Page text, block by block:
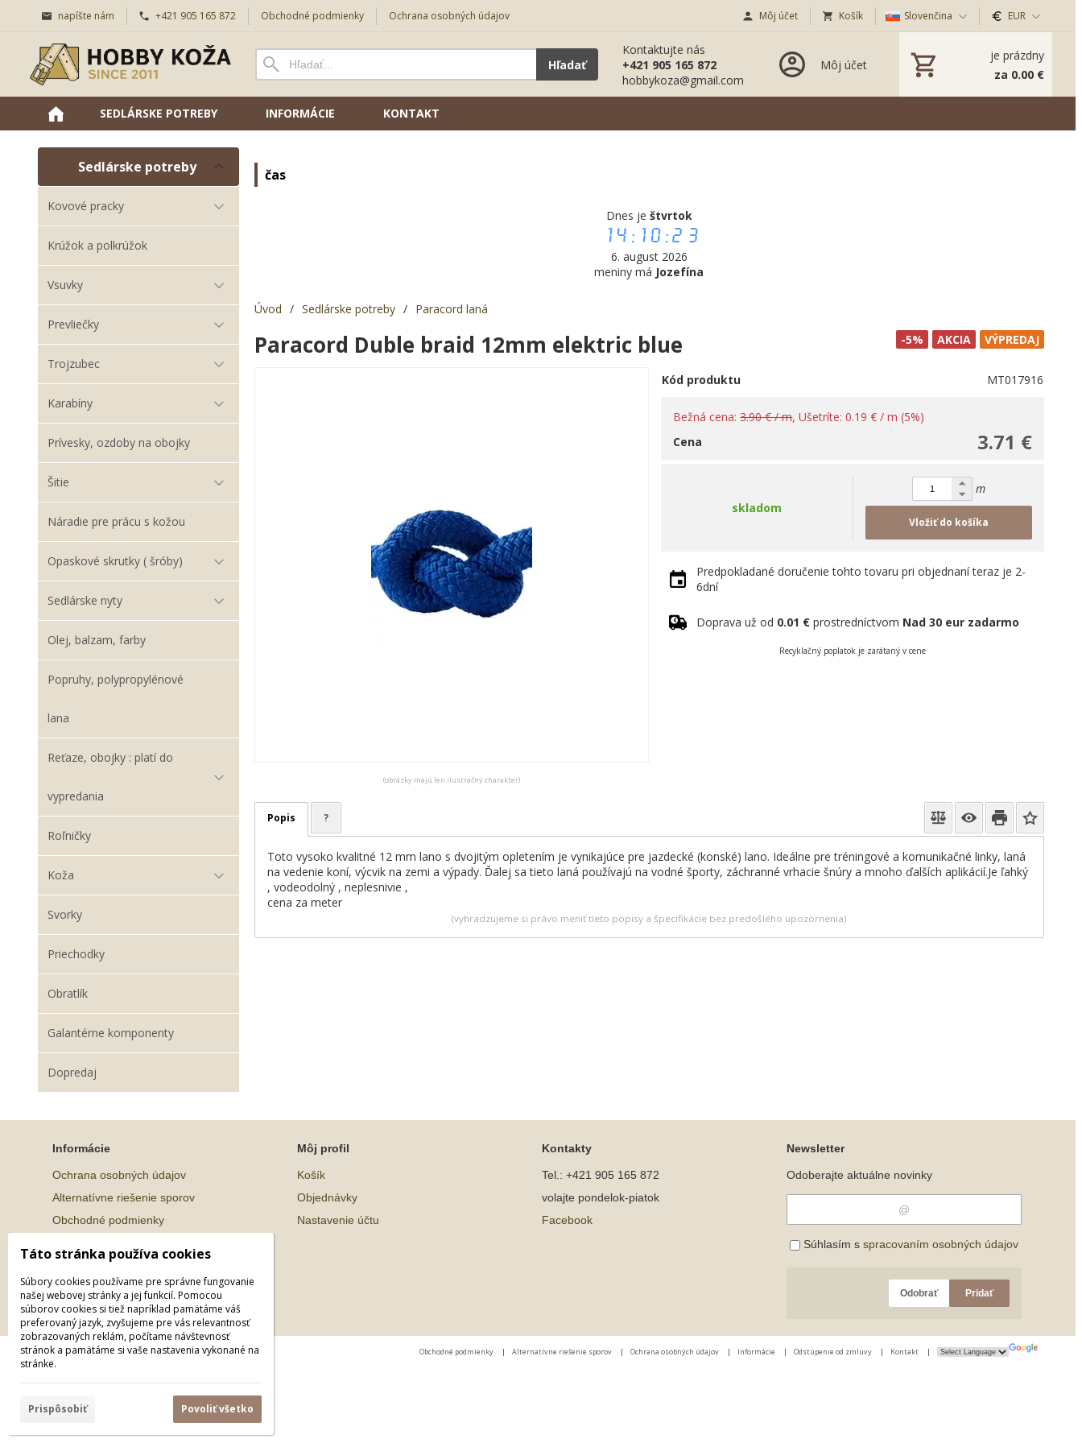
napíšte nám +421 905 165 872 Obchodné podmienky Ochrana osobných údajov Môj účet Košík Slovenčina EUR
Hľadať
Kontaktujte nás
+421 905 165 872
hobbykoza@gmail.com
Môj účet
je prázdny
za 0.00 €
SEDLÁRSKE POTREBY INFORMÁCIE KONTAKT
Sedlárske potreby
Kovové pracky
Krúžok a polkrúžok
Vsuvky
Prevliečky
Trojzubec
Karabíny
Prívesky, ozdoby na obojky
Šitie
Náradie pre prácu s kožou
Opaskové skrutky ( šróby)
Sedlárske nyty
Olej, balzam, farby
Popruhy, polypropylénové
lana
Reťaze, obojky : platí do
vypredania
Roľničky
Koža
Svorky
Priechodky
Obratlík
Galantérne komponenty
Dopredaj
čas
Dnes je štvrtok
14:10:24
6. august 2026
meniny má Jozefína
Úvod / Sedlárske potreby / Paracord laná
VÝPREDAJ
AKCIA
-5%
Paracord Duble braid 12mm elektric blue
(obrázky majú len ilustračný charakter)
Kód produktu MT017916
Bežná cena:3.90 € / m, Ušetríte: 0.19 € / m (5%)
3.71 €
Cena
skladom
m
Vložiť do košíka
Predpokladané doručenie tohto tovaru pri objednaní teraz je 2-
6dní
Doprava už od 0.01 € prostredníctvom Nad 30 eur zadarmo
Recyklačný poplatok je zarátaný v cene
Popis ?
Toto vysoko kvalitné 12 mm lano s dvojitým opletením je vynikajúce pre jazdecké (konské) lano. Ideálne pre tréningové a komunikačné linky, laná
na vedenie koní, výcvik na zemi a výpady. Ďalej sa tieto laná používajú na vodné športy, záchranné vrhacie šnúry a mnoho ďalších aplikácií.Je ľahký
, vodeodolný , neplesnivie ,
cena za meter
(vyhradzujeme si právo meniť tieto popisy a špecifikácie bez predošlého upozornenia)
Informácie
Ochrana osobných údajov
Alternatívne riešenie sporov
Obchodné podmienky
Môj profil
Košík
Objednávky
Nastavenie účtu
Kontakty
Tel.: +421 905 165 872
volajte pondelok-piatok
Facebook
Newsletter
Odoberajte aktuálne novinky
Súhlasím s spracovaním osobných údajov
Odobrať Pridať
© 2026 WEXBO |www.wexbo.com|Prihlásiť Obchodné podmienky | Alternatívne riešenie sporov | Ochrana osobných údajov | Informácie | Odstúpenie od zmluvy | Kontakt |
Táto stránka používa cookies
Súbory cookies používame pre správne fungovanie
našej webovej stránky a jej funkcií. Pomocou
súborov cookies si tiež napríklad pamätáme váš
preferovaný jazyk, zvyšujeme pre vás relevantnosť
zobrazovaných reklám, počítame návštevnosť
stránok a pamätáme si vaše nastavenia vykonané na
stránke.
Prispôsobiť Povoliť všetko